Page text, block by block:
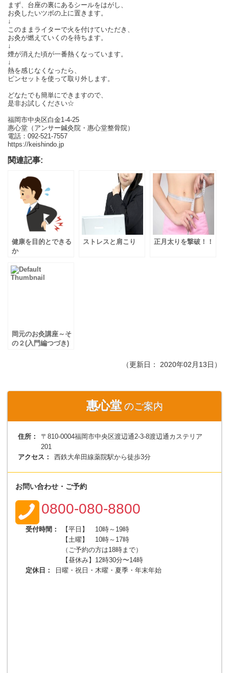
まず、台座の裏にあるシールをはがし、
お灸したいツボの上に置きます。
↓
このままライターで火を付けていただき、
お灸が燃えていくのを待ちます。
↓
煙が消えた頃が一番熱くなっています。
↓
熱を感じなくなったら、
ピンセットを使って取り外します。
どなたでも簡単にできますので、
是非お試しください☆
福岡市中央区白金1-4-25
惠心堂（アンサー鍼灸院・惠心堂整骨院）
電話：092-521-7557
https://keishindo.jp
関連記事:
健康を目的とできる
か
ストレスと肩こり 正月太りを撃破！！
岡元のお灸講座～そ
の２(入門編つづき)
（更新日： 2020年02月13日 ）
惠心堂 のご案内
住所：
〒810-0004福岡市中央区渡辺通2-3-8渡辺通カステリア
201
アクセス：
西鉄大牟田線薬院駅から徒歩3分
お問い合わせ・ご予約
0800-080-8800
受付時間：
【平日】 10時～19時
【土曜】 10時～17時
（ご予約の方は18時まで）
【昼休み】12時30分〜14時
定休日：
日曜・祝日・木曜・夏季・年末年始